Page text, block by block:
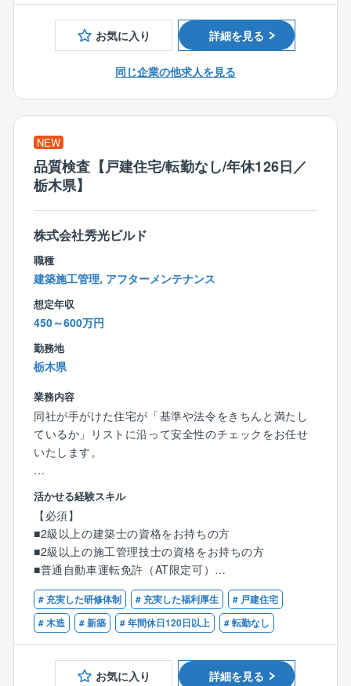
だきます。
これまでのご経験を存分に発揮していただける環境を
整えています。
【タマホーム営業職魅力ポイント】
★より良いものを安く
業界相場を下回るタマホーム価格
住宅性能6項目目で最高等級クリア
国産材使用率74.1%
★圧倒的な集客力
集客数（年間）約180,000組
一人当たり接客数平均（年間）約171組
一人当たり契約数平均（年間）10.25棟（約10棟）
★条件
年間休日120日
平均年収932万円
【インセンティブ制度】
■請負金額×歩合率という分かり易さ
建物平均単価2,350万円× 1.5％ ＋ プラスα
平均歩合約45万円（1棟当たり）
■平均受注数
平均年間受注数：10.25棟（1人当たり）
＜例：年間歩合給＞
1棟当たり約45万円×平均10棟＝450万円
お気に入り 詳細を見る
同じ企業の他求人を見る
NEW
品質検査【戸建住宅/転勤なし/年休126日／
栃木県】
株式会社秀光ビルド
職種
建築施工管理, アフターメンテナンス
想定年収
450～600万円
勤務地
栃木県
業務内容
同社が手がけた住宅が「基準や法令をきちんと満たし
ているか」リストに沿って安全性のチェックをお任せ
いたします。
◆具体的な業務内容◆
【検査業務】
同社は徹底した検査で安全性の高い住宅を提供してい
ます。
着工から竣工まで合計で12回行う検査のうち9回の検査
を担当していただきます。
＜9回の検査項目＞
■配置確認検査■出来形検査■土台検査
■上棟検査■断熱検査■ボード検査
■外装検査■木完検査■完了検査
活かせる経験スキル
【必須】
■2級以上の建築士の資格をお持ちの方
■2級以上の施工管理技士の資格をお持ちの方
■普通自動車運転免許（AT限定可）
★建築や現場の経験・知識はゼロでOK！
※第二新卒の方歓迎！
＼１つでも当てはまったら、ぜひご応募を！／
・施工管理や建築・建設関係のご経験をお持ちの方
# 充実した研修体制 # 充実した福利厚生
# 戸建住宅
# 木造
# 新築 # 年間休日120日以上 # 転勤なし
お気に入り 詳細を見る